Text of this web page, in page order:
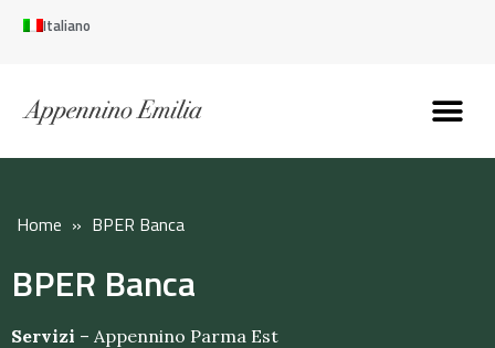
Italiano
Home » BPER Banca
BPER Banca
Servizi – Appennino Parma Est